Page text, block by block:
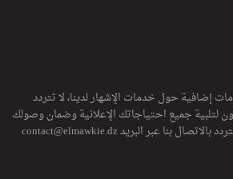
إضافية حول خدمات الإشهار لدينا، لا تتردد
لتلبية جميع احتياجاتك الإعلانية وضمان وصولك
بالاتصال بنا عبر البريدcontact@elmawkie.dz